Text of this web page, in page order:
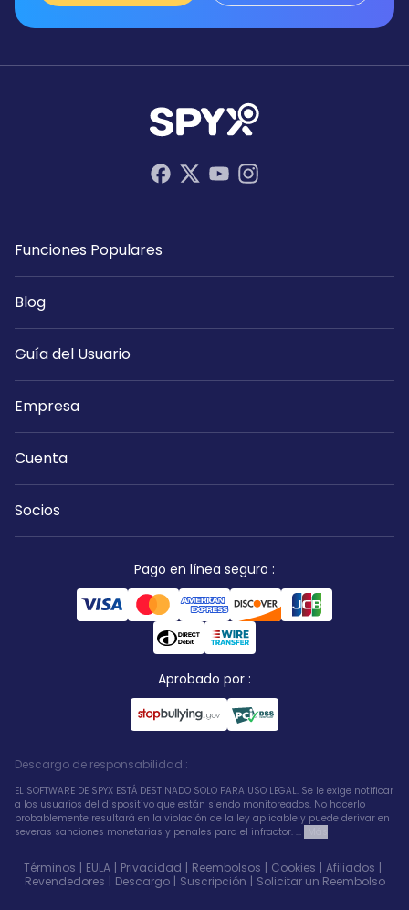
Funciones Populares
Blog
Guía del Usuario
Empresa
Cuenta
Socios
Pago en línea seguro :
Aprobado por :
Descargo de responsabilidad :
EL SOFTWARE DE SPYX ESTÁ DESTINADO SOLO PARA USO LEGAL. Se le exige notificar
a los usuarios del dispositivo que están siendo monitoreados. No hacerlo
probablemente resultará en la violación de la ley aplicable y puede derivar en
severas sanciones monetarias y penales para el infractor. ...
Términos | EULA | Privacidad | Reembolsos | Cookies | Afiliados |
Revendedores | Descargo | Suscripción | Solicitar un Reembolso